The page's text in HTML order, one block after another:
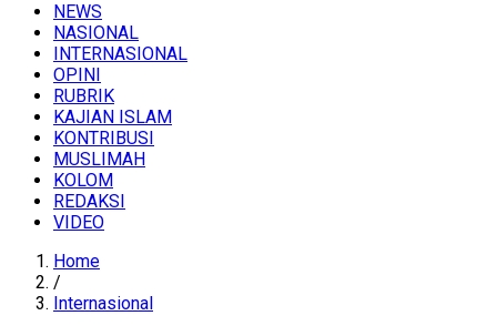
NEWS
NASIONAL
INTERNASIONAL
OPINI
RUBRIK
KAJIAN ISLAM
KONTRIBUSI
MUSLIMAH
KOLOM
REDAKSI
VIDEO
Home
/
Internasional